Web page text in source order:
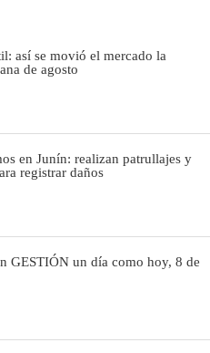
así se movió el mercado la
de agosto
en Junín: realizan patrullajes y
registrar daños
GESTIÓN un día como hoy, 8 de